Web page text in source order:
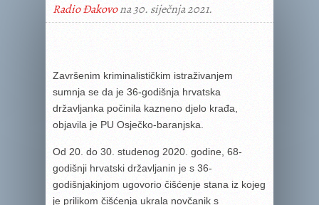
Radio Đakovona 30. siječnja 2021.
Završenim kriminalističkim istraživanjem
sumnja se da je 36-godišnja hrvatska
državljanka počinila kazneno djelo krađa,
objavila je PU Osječko-baranjska.
Od 20. do 30. studenog 2020. godine, 68-
godišnji hrvatski državljanin je s 36-
godišnjakinjom ugovorio čišćenje stana iz kojeg
je prilikom čišćenja ukrala novčanik s